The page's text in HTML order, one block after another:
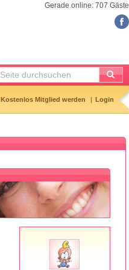
Gerade online: 707 Gäste
Kostenlos Mitglied werden Login